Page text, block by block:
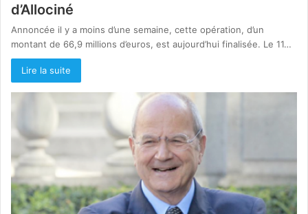
d’Allociné
Annoncée il y a moins d’une semaine, cette opération, d’un
montant de 66,9 millions d’euros, est aujourd’hui finalisée. Le 11…
Lire la suite